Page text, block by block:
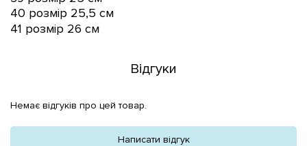
40 розмір 25,5 см
41 розмір 26 см
Відгуки
Немає відгуків про цей товар.
Написати відгук